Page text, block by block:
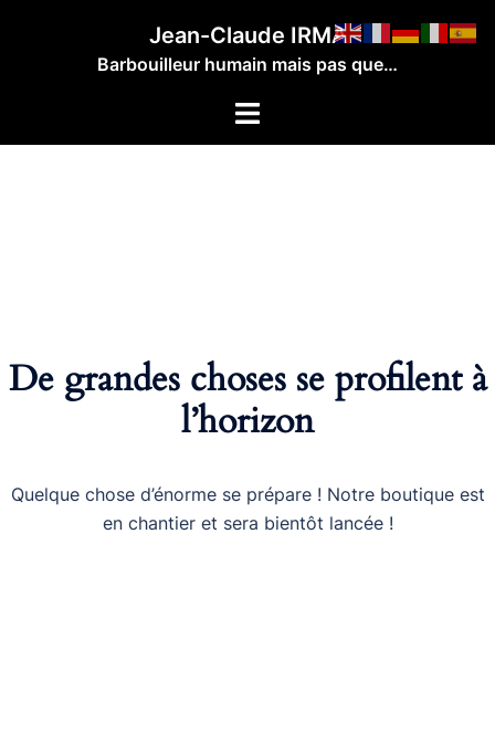
Jean-Claude IRMA
Barbouilleur humain mais pas que…
Ouvrir/fermer
De grandes choses se profilent à
l’horizon
Quelque chose d’énorme se prépare ! Notre boutique est
en chantier et sera bientôt lancée !